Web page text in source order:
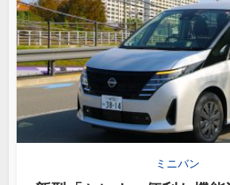
ミニバン